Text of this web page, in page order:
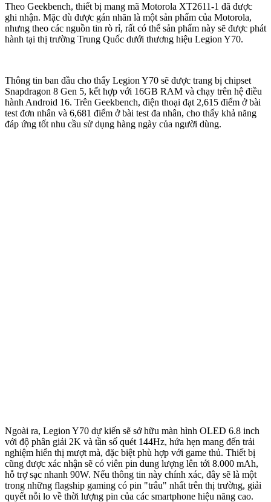
Theo Geekbench, thiết bị mang mã Motorola XT2611-1 đã được
ghi nhận. Mặc dù được gán nhãn là một sản phẩm của Motorola,
nhưng theo các nguồn tin rò rỉ, rất có thể sản phẩm này sẽ được phát
hành tại thị trường Trung Quốc dưới thương hiệu Legion Y70.
Thông tin ban đầu cho thấy Legion Y70 sẽ được trang bị chipset
Snapdragon 8 Gen 5, kết hợp với 16GB RAM và chạy trên hệ điều
hành Android 16. Trên Geekbench, điện thoại đạt 2,615 điểm ở bài
test đơn nhân và 6,681 điểm ở bài test đa nhân, cho thấy khả năng
đáp ứng tốt nhu cầu sử dụng hàng ngày của người dùng.
Ngoài ra, Legion Y70 dự kiến sẽ sở hữu màn hình OLED 6.8 inch
với độ phân giải 2K và tần số quét 144Hz, hứa hẹn mang đến trải
nghiệm hiển thị mượt mà, đặc biệt phù hợp với game thủ. Thiết bị
cũng được xác nhận sẽ có viên pin dung lượng lên tới 8.000 mAh,
hỗ trợ sạc nhanh 90W. Nếu thông tin này chính xác, đây sẽ là một
trong những flagship gaming có pin "trâu" nhất trên thị trường, giải
quyết nỗi lo về thời lượng pin của các smartphone hiệu năng cao.